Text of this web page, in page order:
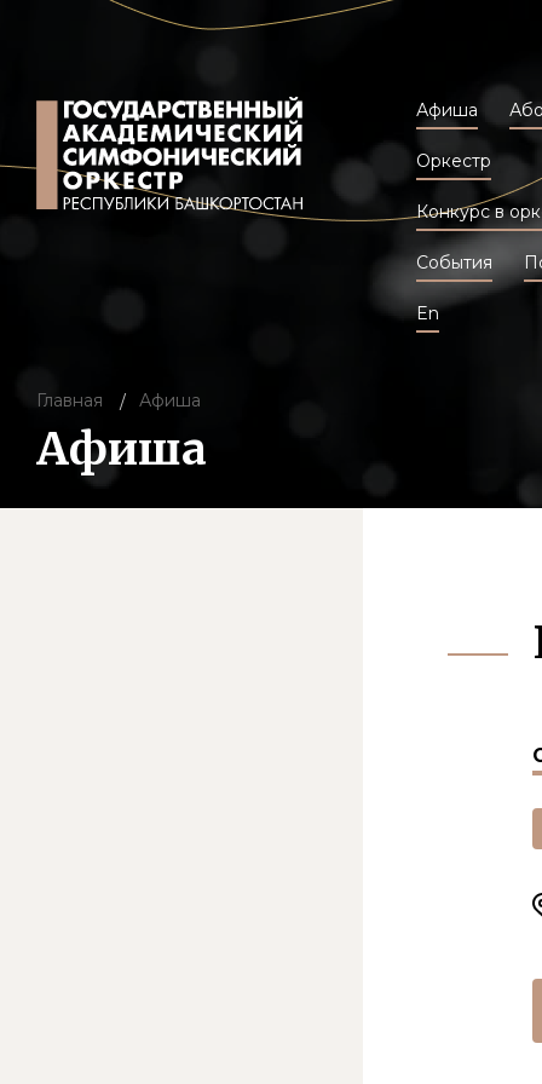
Афиша
Оркестр
Конкурс в
События
En
Главная Афиша
Афиша